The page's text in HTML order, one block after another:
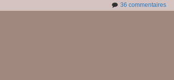
36 commentairessur